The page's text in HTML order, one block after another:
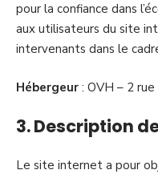
pour la confiance dans
aux utilisateurs du site
intervenants dans le
Hébergeur : OVH – 2
3. Description
Le site internet a pour